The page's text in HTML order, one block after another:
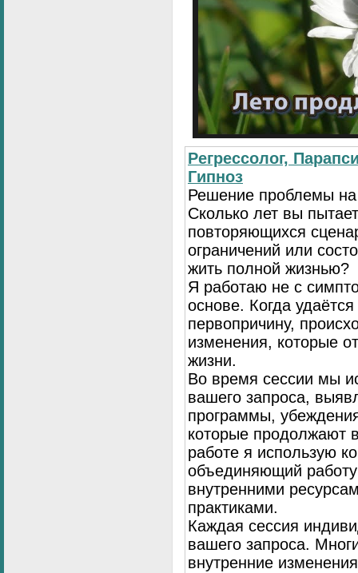
Регрессолог,
Гипноз
Решение проблемы на
Сколько лет вы
повторяющихся
ограничений или
жить полной жизнью?
Я работаю не с
основе. Когда
первопричину,
изменения, которые
жизни.
Во время сессии мы
вашего запроса,
программы,
которые продолжают
работе я использую
объединяющий
внутренними
практиками.
Каждая сессия
вашего запроса.
внутренние